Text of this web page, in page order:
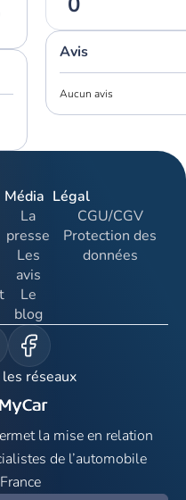
Avis
Aucun avis
Média
La
presse
Les
avis
Le
blog
Légal
CGU/CGV
Protection des
données
réseaux
la mise en relation
de l’automobile